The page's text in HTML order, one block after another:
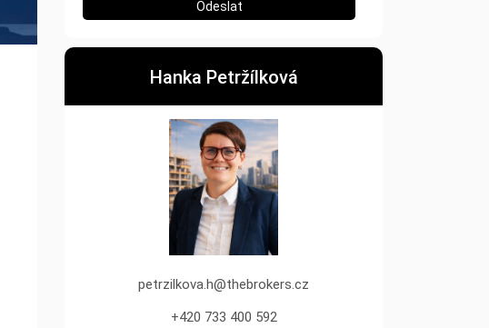
Odeslat
Hanka Petržílková
petrzilkova.h@thebrokers.cz
+420 733 400 592